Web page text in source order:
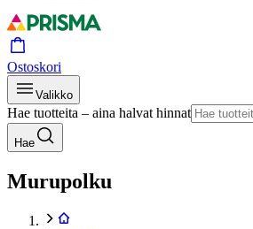
Ostoskori
Valikko
Hae tuotteita – aina halvat hinnat
Hae
Murupolku